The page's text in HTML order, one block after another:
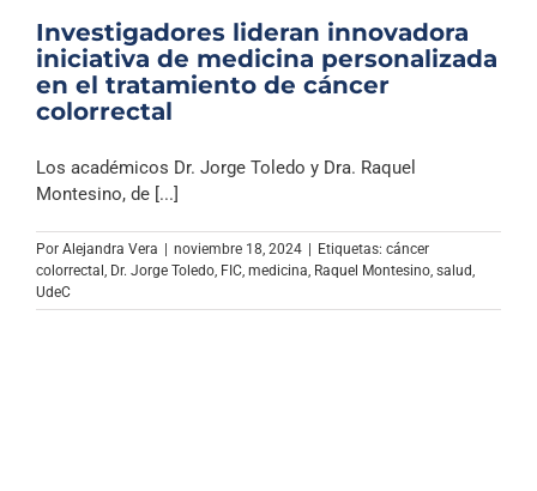
Columnas
Música Clásica
Investigadores lideran innovadora
iniciativa de medicina personalizada
en el tratamiento de cáncer
colorrectal
Los académicos Dr. Jorge Toledo y Dra. Raquel
Montesino, de [...]
Por Alejandra Vera | noviembre 18, 2024 | Etiquetas: cáncer
colorrectal Dr. Jorge Toledo FIC medicina Raquel Montesino salud
UdeC